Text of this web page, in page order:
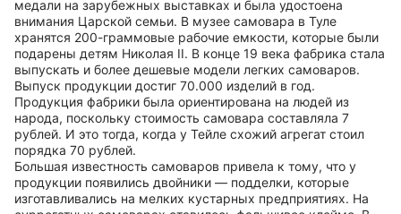
медали на зарубежных выставках и была удостоена
внимания Царской семьи. В музее самовара в Туле
хранятся 200-граммовые рабочие емкости, которые были
подарены детям Николая II. В конце 19 века фабрика стала
выпускать и более дешевые модели легких самоваров.
Выпуск продукции достиг 70.000 изделий в год.
Продукция фабрики была ориентирована на людей из
народа, поскольку стоимость самовара составляла 7
рублей. И это тогда, когда у Тейле схожий агрегат стоил
порядка 70 рублей.
Большая известность самоваров привела к тому, что у
продукции появились двойники — подделки, которые
изготавливались на мелких кустарных предприятиях. На